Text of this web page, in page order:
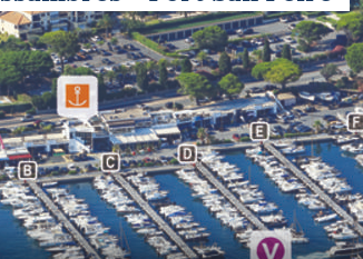
Briefings
FLASH INFO